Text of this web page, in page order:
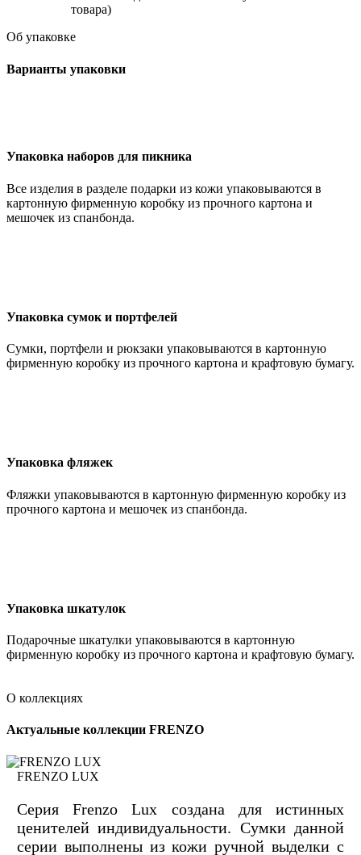
товара)
Об упаковке
Варианты упаковки
Упаковка наборов для пикника
Все изделия в разделе подарки из кожи упаковываются в
картонную фирменную коробку из прочного картона и
мешочек из спанбонда.
Упаковка сумок и портфелей
Сумки, портфели и рюкзаки упаковываются в картонную
фирменную коробку из прочного картона и крафтовую бумагу.
Упаковка фляжек
Фляжки упаковываются в картонную фирменную коробку из
прочного картона и мешочек из спанбонда.
Упаковка шкатулок
Подарочные шкатулки упаковываются в картонную
фирменную коробку из прочного картона и крафтовую бумагу.
О коллекциях
Актуальные коллекции FRENZO
FRENZO LUX
Серия Frenzo Lux создана для истинных
ценителей индивидуальности. Сумки данной
серии выполнены из кожи ручной выделки с